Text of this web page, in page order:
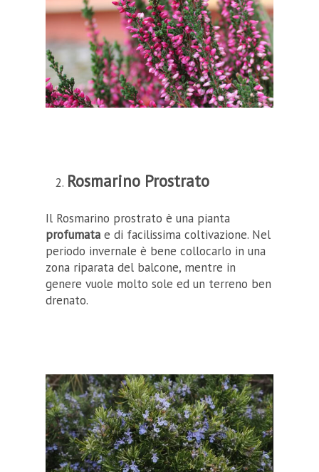
Rosmarino Prostrato
Il Rosmarino prostrato è una pianta
profumata e di facilissima coltivazione. Nel
periodo invernale è bene collocarlo in una
zona riparata del balcone, mentre in
genere vuole molto sole ed un terreno ben
drenato.